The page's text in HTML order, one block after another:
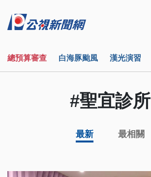
總預算審查 白海豚颱風 漢光演習
#聖宜診所
最新 最相關